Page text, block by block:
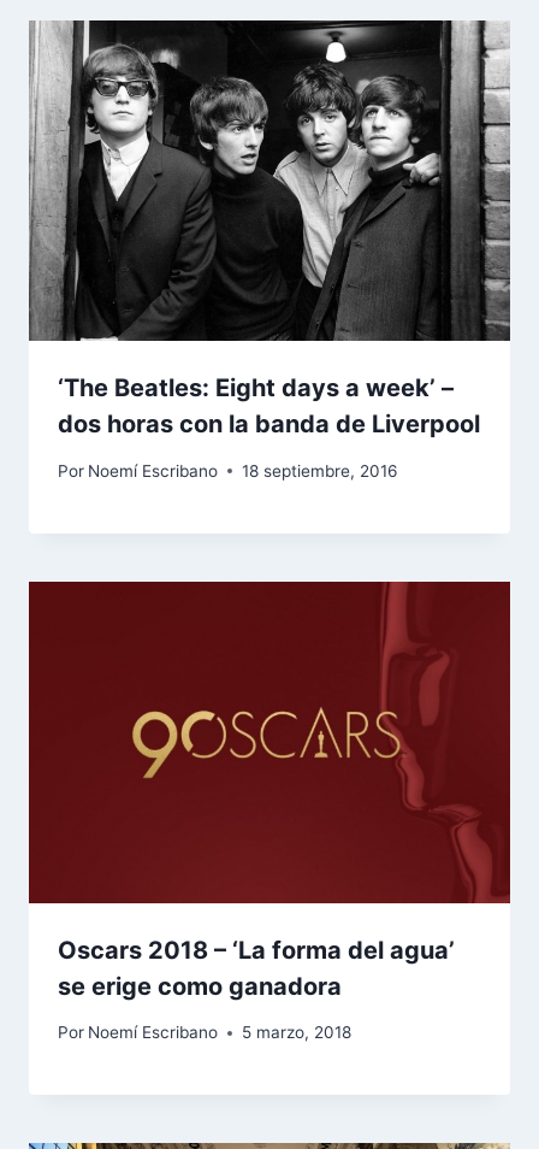
‘The Beatles: Eight days a week’ –
dos horas con la banda de Liverpool
Por Noemí Escribano 18 septiembre, 2016
Oscars 2018 – ‘La forma del agua’
se erige como ganadora
Por Noemí Escribano 5 marzo, 2018